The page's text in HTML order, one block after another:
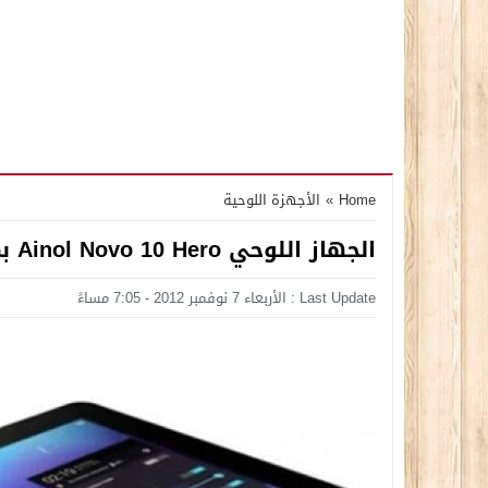
Home
» الأجهزة اللوحية
الجهاز اللوحي Ainol Novo 10 Hero بمعالج رباعي النواة والسعر 240 دولار !!
Last Update : الأربعاء 7 نوفمبر 2012 - 7:05 مساءً